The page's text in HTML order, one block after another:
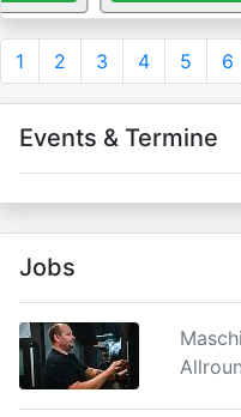
1 2 3 4 5 6
Events & Termine
Jobs